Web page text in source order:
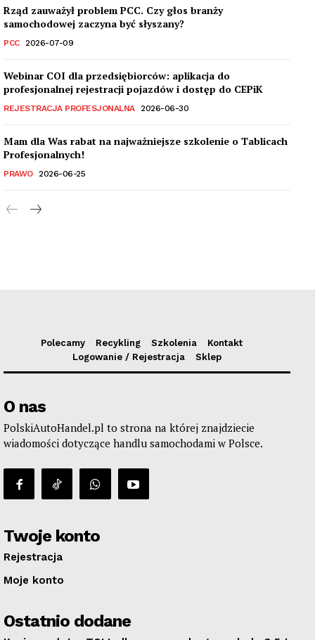
Rząd zauważył problem PCC. Czy głos branży
samochodowej zaczyna być słyszany?
PCC 2026-07-09
Webinar COI dla przedsiębiorców: aplikacja do
profesjonalnej rejestracji pojazdów i dostęp do CEPiK
REJESTRACJA PROFESJONALNA 2026-06-30
Mam dla Was rabat na najważniejsze szkolenie o Tablicach
Profesjonalnych!
PRAWO 2026-06-25
Polecamy Recykling Szkolenia
Kontakt
Logowanie / Rejestracja
Sklep
O nas
PolskiAutoHandel.pl to strona na której znajdziecie
wiadomości dotyczące handlu samochodami w Polsce.
Twoje konto
Rejestracja
Moje konto
Ostatnio dodane